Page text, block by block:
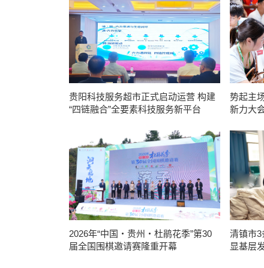
贵阳科技服务超市正式启动运营 构建
“四链融合”全要素科技服务新平台
势起主
新力大
2026年“中国・贵州・杜鹃花季”第30
届全国围棋邀请赛隆重开幕
清镇市
显基层